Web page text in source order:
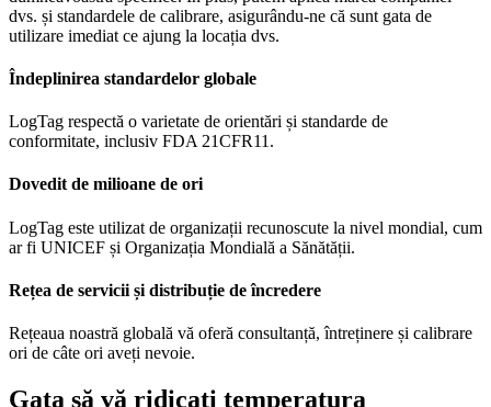
dvs. și standardele de calibrare, asigurându-ne că sunt gata de
utilizare imediat ce ajung la locația dvs.
Îndeplinirea standardelor globale
LogTag respectă o varietate de orientări și standarde de
conformitate, inclusiv FDA 21CFR11.
Dovedit de milioane de ori
LogTag este utilizat de organizații recunoscute la nivel mondial, cum
ar fi UNICEF și Organizația Mondială a Sănătății.
Rețea de servicii și distribuție de încredere
Rețeaua noastră globală vă oferă consultanță, întreținere și calibrare
ori de câte ori aveți nevoie.
Gata să vă ridicați temperatura